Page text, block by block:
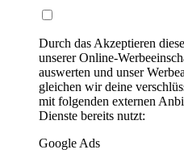
Durch das Akzeptieren
unserer Online-
auswerten und unser
gleichen wir deine
mit folgenden externen
Dienste bereits nutzt:
Google Ads